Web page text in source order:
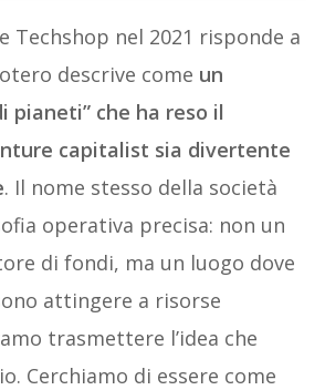
Techshop nel 2021 risponde a
descrive come un
pianeti” che ha reso il
capitalist sia divertente
. Il nome stesso della società
operativa precisa: non un
di fondi, ma un luogo dove
attingere a risorse
trasmettere l’idea che
Cerchiamo di essere come